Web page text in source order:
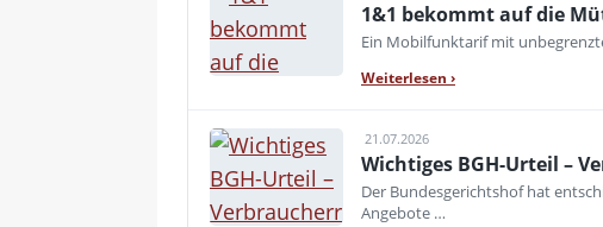
1&1 bekommt auf die
Ein Mobilfunktarif mit
Weiterlesen ›
21.07.2026
Wichtiges BGH-Urteil –
Der Bundesgerichtshof hat
Angebote …